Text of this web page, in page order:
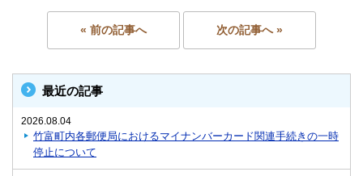
« 前の記事へ 次の記事へ »
最近の記事
2026.08.04
竹富町内各郵便局におけるマイナンバーカード関連手続きの一時
停止について